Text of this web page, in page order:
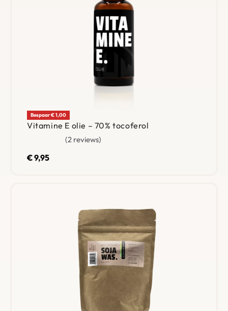
Bespaar € 1,00
Vitamine E olie – 70% tocoferol
2 reviews
€9,95